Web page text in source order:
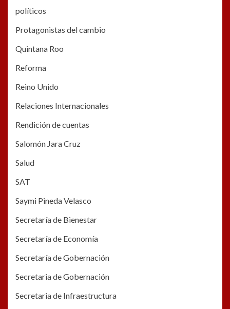
políticos
Protagonistas del cambio
Quintana Roo
Reforma
Reino Unido
Relaciones Internacionales
Rendición de cuentas
Salomón Jara Cruz
Salud
SAT
Saymi Pineda Velasco
Secretaría de Bienestar
Secretaría de Economía
Secretaría de Gobernación
Secretaria de Gobernación
Secretaria de Infraestructura